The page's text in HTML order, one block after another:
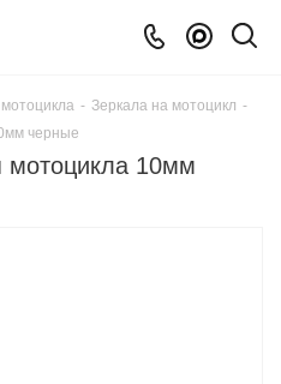
- Зеркала на мотоцикл -
черные
мотоцикла 10мм